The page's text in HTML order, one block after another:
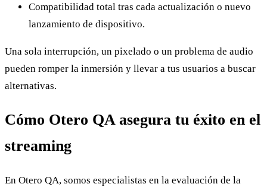
Compatibilidad total tras cada actualización o nuevo
lanzamiento de dispositivo.
Una sola interrupción, un pixelado o un problema de audio
pueden romper la inmersión y llevar a tus usuarios a buscar
alternativas.
Cómo Otero QA asegura tu éxito en el
streaming
En Otero QA, somos especialistas en la evaluación de la